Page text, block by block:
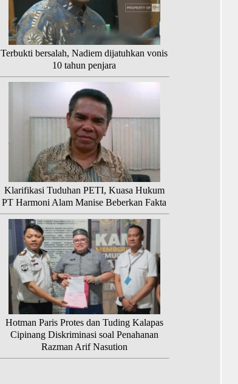
Terbukti bersalah, Nadiem dijatuhkan vonis
10 tahun penjara
Klarifikasi Tuduhan PETI, Kuasa Hukum
PT Harmoni Alam Manise Beberkan Fakta
Hotman Paris Protes dan Tuding Kalapas
Cipinang Diskriminasi soal Penahanan
Razman Arif Nasution